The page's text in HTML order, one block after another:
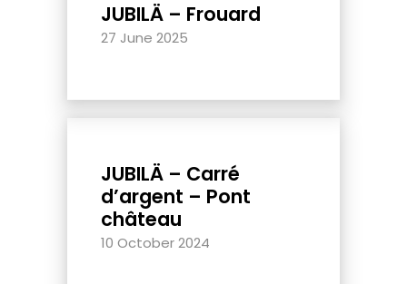
JUBILÄ – Frouard
27 June 2025
JUBILÄ – Carré
d’argent – Pont
château
10 October 2024